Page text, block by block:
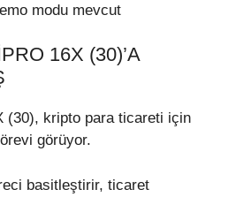
modu mevcut
16X (30)’A
(30), kripto para ticareti için
görüyor.
basitleştirir, ticaret